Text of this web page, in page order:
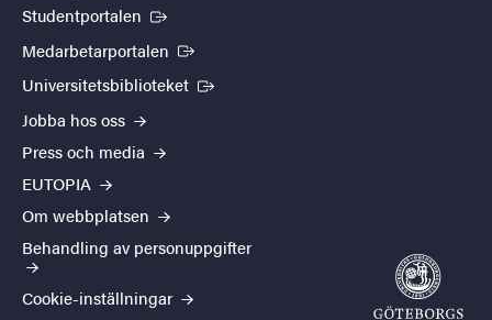
Studentportalen (Extern länk)
Medarbetarportalen (Extern länk)
Universitetsbiblioteket (Extern länk)
Jobba hos oss
Press och media
EUTOPIA
Om webbplatsen
Behandling av personuppgifter
Cookie-inställningar